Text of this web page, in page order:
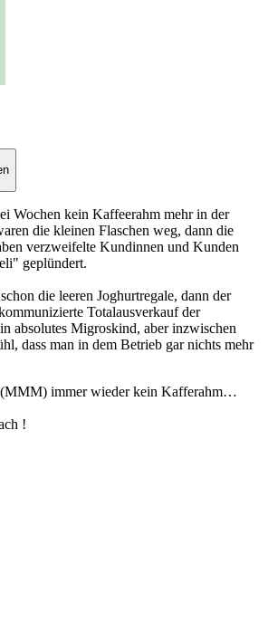
Wochen kein Kaffeerahm mehr in der
die kleinen Flaschen weg, dann die
verzweifelte Kundinnen und Kunden
geplündert.
die leeren Joghurtregale, dann der
Totalausverkauf der
absolutes Migroskind, aber inzwischen
dass man in dem Betrieb gar nichts mehr
immer wieder kein Kafferahm…
!